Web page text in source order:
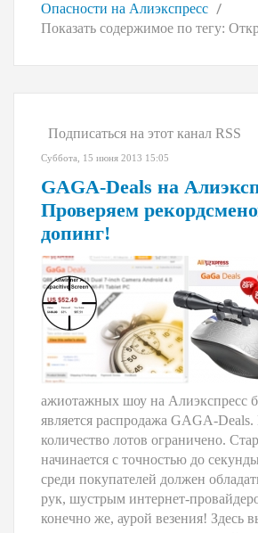
Опасности на Алиэкспресс
Показать содержимое по тегу:
Подписаться на этот канал RSS
Суббота, 15 июня 2013 15:05
GAGA-Deals на
Проверяем
допинг!
ажиотажных шоу на Алиэкспресс
является распродажа GAGA-
количество лотов ограничено.
начинается с точностью до
среди покупателей должен
рук, шустрым интернет-
конечно же, аурой везения! Здесь